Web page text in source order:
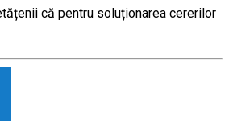
că pentru soluționarea cererilor